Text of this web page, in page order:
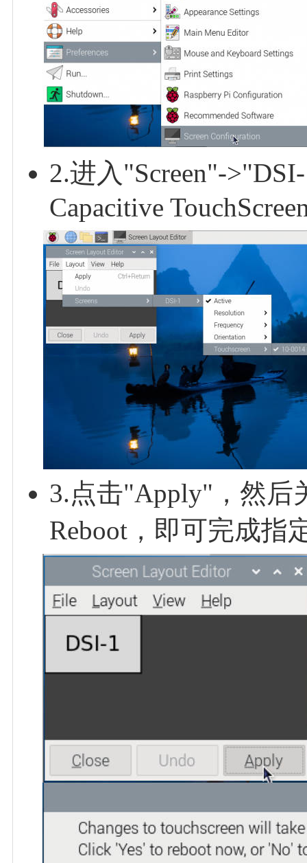
2.进入"Screen"-
Capacitive
3.点击"Apply"，然后
Reboot，即可完成指